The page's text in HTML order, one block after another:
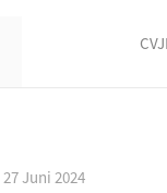
27 Juni 2024